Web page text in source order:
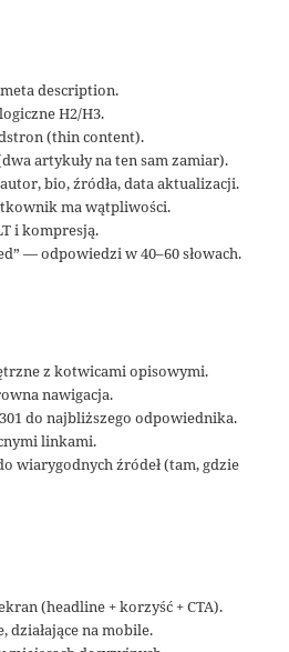
description.
H2/H3.
(thin content).
artykuły na ten sam zamiar).
bio, źródła, data aktualizacji.
ma wątpliwości.
i kompresją.
— odpowiedzi w 40–60 słowach.
z kotwicami opisowymi.
nawigacja.
do najbliższego odpowiednika.
linkami.
wiarygodnych źródeł (tam, gdzie
(headline + korzyść + CTA).
na mobile.